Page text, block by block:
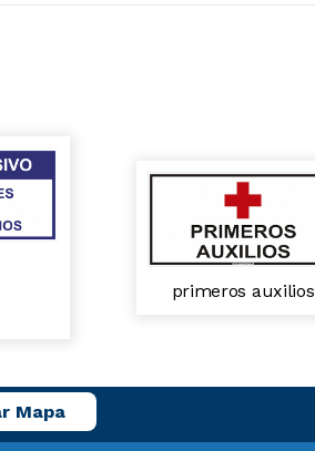
primeros auxilios
Mapa